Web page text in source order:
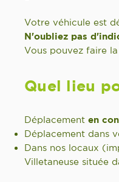
Votre véhicule est
N'oubliez pas
Vous pouvez faire
Quel lieu
Déplacement en
Déplacement dans
Dans nos locaux
Villetaneuse située